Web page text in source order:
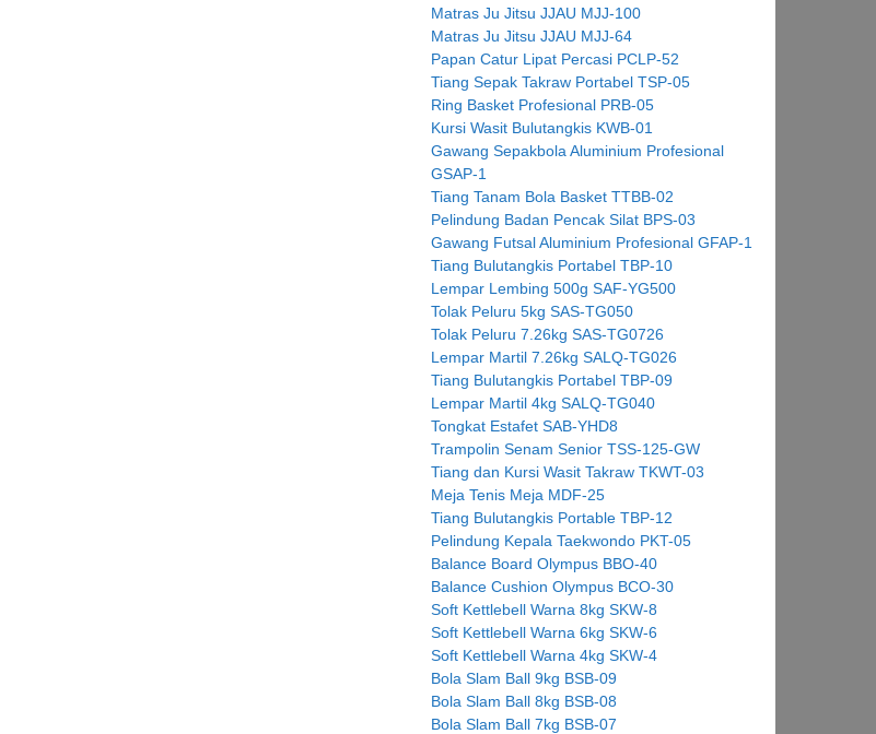
Matras Ju Jitsu JJAU MJJ-100
Matras Ju Jitsu JJAU MJJ-64
Papan Catur Lipat Percasi PCLP-52
Tiang Sepak Takraw Portabel TSP-05
Ring Basket Profesional PRB-05
Kursi Wasit Bulutangkis KWB-01
Gawang Sepakbola Aluminium Profesional
GSAP-1
Tiang Tanam Bola Basket TTBB-02
Pelindung Badan Pencak Silat BPS-03
Gawang Futsal Aluminium Profesional GFAP-1
Tiang Bulutangkis Portabel TBP-10
Lempar Lembing 500g SAF-YG500
Tolak Peluru 5kg SAS-TG050
Tolak Peluru 7.26kg SAS-TG0726
Lempar Martil 7.26kg SALQ-TG026
Tiang Bulutangkis Portabel TBP-09
Lempar Martil 4kg SALQ-TG040
Tongkat Estafet SAB-YHD8
Trampolin Senam Senior TSS-125-GW
Tiang dan Kursi Wasit Takraw TKWT-03
Meja Tenis Meja MDF-25
Tiang Bulutangkis Portable TBP-12
Pelindung Kepala Taekwondo PKT-05
Balance Board Olympus BBO-40
Balance Cushion Olympus BCO-30
Soft Kettlebell Warna 8kg SKW-8
Soft Kettlebell Warna 6kg SKW-6
Soft Kettlebell Warna 4kg SKW-4
Bola Slam Ball 9kg BSB-09
Bola Slam Ball 8kg BSB-08
Bola Slam Ball 7kg BSB-07